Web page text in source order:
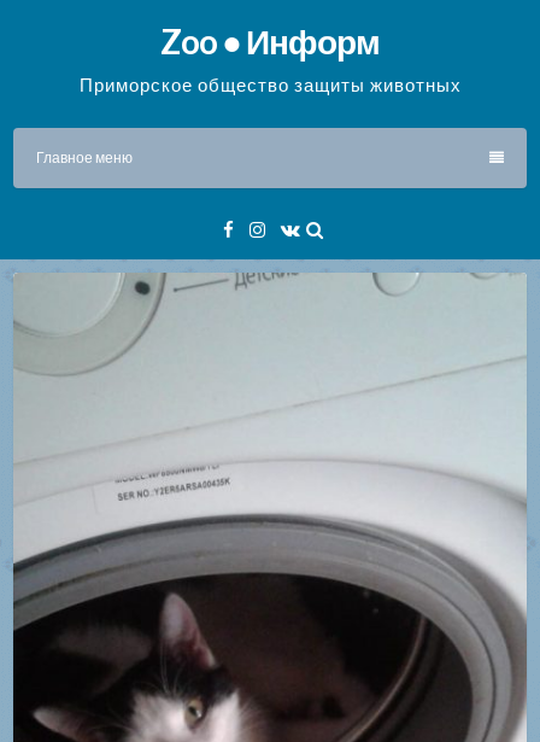
содержимому
Zoo ● Информ
Приморское общество защиты животных
Главное меню
Facebook
Instagram
VK